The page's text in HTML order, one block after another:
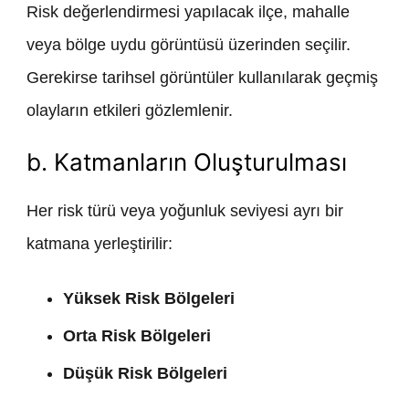
Risk değerlendirmesi yapılacak ilçe, mahalle
veya bölge uydu görüntüsü üzerinden seçilir.
Gerekirse tarihsel görüntüler kullanılarak geçmiş
olayların etkileri gözlemlenir.
b. Katmanların Oluşturulması
Her risk türü veya yoğunluk seviyesi ayrı bir
katmana yerleştirilir:
Yüksek Risk Bölgeleri
Orta Risk Bölgeleri
Düşük Risk Bölgeleri